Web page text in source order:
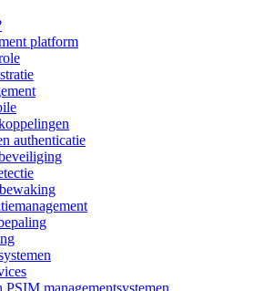
platform
authenticatie
PSIM managementsystemen